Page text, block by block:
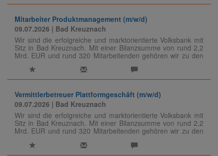
Mitarbeiter Produktmanagement (m/w/d)
09.07.2026 | Bad Kreuznach
Wir sind die erfolgreiche und marktorientierte Volksbank mit
Sitz in Bad Kreuznach. Mit einer Bilanzsumme von rund 2,2
Mrd. EUR und rund 320 Mitarbeitenden gehören wir zu den
großen Genossenschaftsbanken unserer Region.
Vermittlerbetreuer Plattformgeschäft (m/w/d)
09.07.2026 | Bad Kreuznach
Wir sind die erfolgreiche und marktorientierte Volksbank mit
Sitz in Bad Kreuznach. Mit einer Bilanzsumme von rund 2,2
Mrd. EUR und rund 320 Mitarbeitenden gehören wir zu den